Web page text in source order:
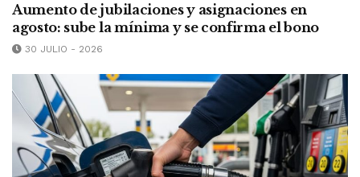
Aumento de jubilaciones y asignaciones en
agosto: sube la mínima y se confirma el bono
30 JULIO - 2026